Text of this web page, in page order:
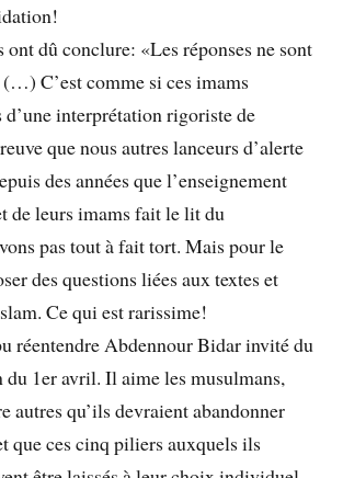
dû conclure: «Les réponses ne sont
(…) C’est comme si ces imams
d’une interprétation rigoriste de
que nous autres lanceurs d’alerte
des années que l’enseignement
de leurs imams fait le lit du
pas tout à fait tort. Mais pour le
des questions liées aux textes et
Ce qui est rarissime!
réentendre Abdennour Bidar invité du
du 1er avril. Il aime les musulmans,
autres qu’ils devraient abandonner
que ces cinq piliers auxquels ils